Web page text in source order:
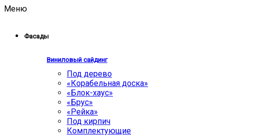
Меню
Фасады
Виниловый сайдинг
Под дерево
«Корабельная доска»
«Блок-хаус»
«Брус»
«Рейка»
Под кирпич
Комплектующие